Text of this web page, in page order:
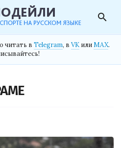
search
читать в Telegram, в VK илиMAX.